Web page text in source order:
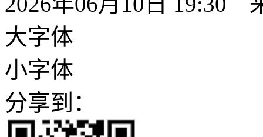
大字体
小字体
分享到：